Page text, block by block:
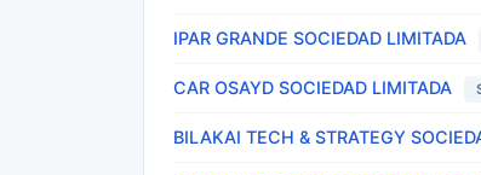
IPAR GRANDE SOCIEDAD LIMITADA
CAR OSAYD SOCIEDAD LIMITADA
BILAKAI TECH & STRATEGY